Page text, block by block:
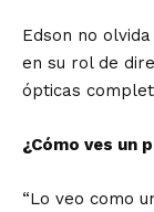
Edson no
en su rol de
ópticas
¿Cómo ves un
“Lo veo como